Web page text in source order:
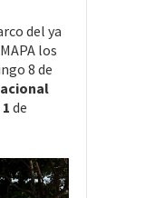
del ya
los
8 de
de